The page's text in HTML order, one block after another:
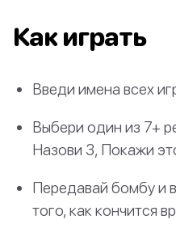
Как играть
Введи имена всех
Выбери один из 7+
Назови 3, Покажи
Передавай бомбу и
того, как кончится